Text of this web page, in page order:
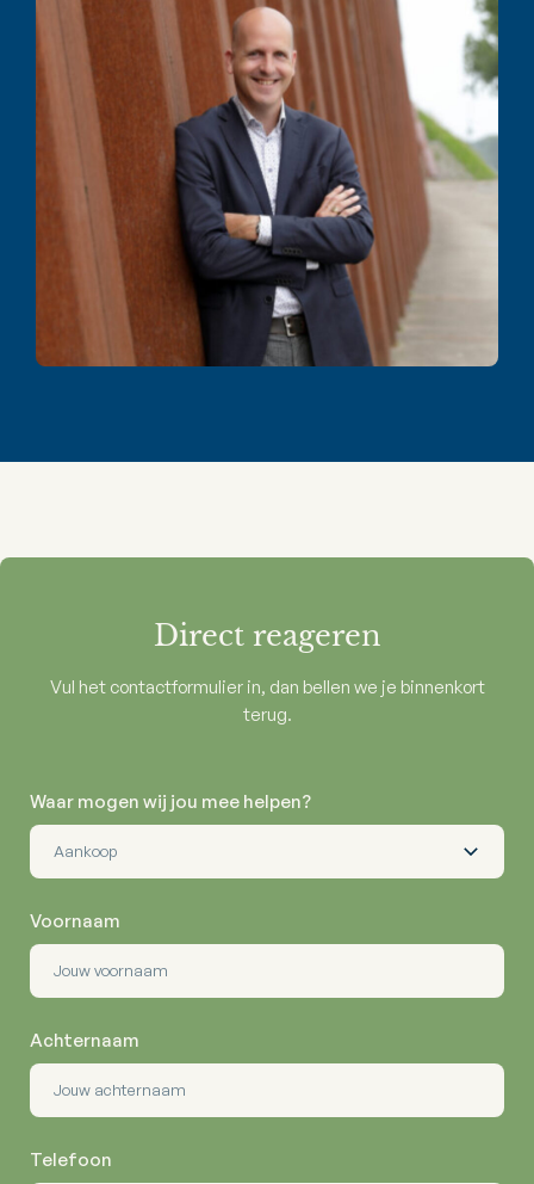
Direct reageren
Vul het contactformulier in, dan bellen we je binnenkort
terug.
Waar mogen wij jou mee helpen?
Voornaam
Achternaam
Telefoon